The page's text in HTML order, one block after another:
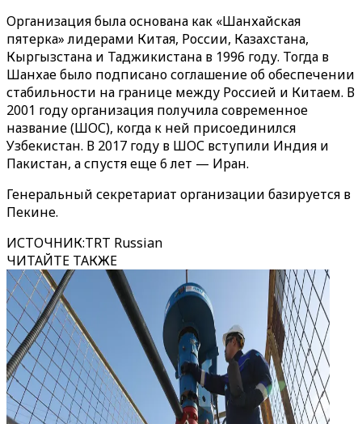
Организация была основана как «Шанхайская
пятерка» лидерами Китая, России, Казахстана,
Кыргызстана и Таджикистана в 1996 году. Тогда в
Шанхае было подписано соглашение об обеспечении
стабильности на границе между Россией и Китаем. В
2001 году организация получила современное
название (ШОС), когда к ней присоединился
Узбекистан. В 2017 году в ШОС вступили Индия и
Пакистан, а спустя еще 6 лет — Иран.
Генеральный секретариат организации базируется в
Пекине.
ИСТОЧНИК:TRT Russian
ЧИТАЙТЕ ТАКЖЕ